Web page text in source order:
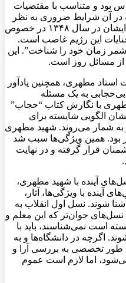
بود و متناسب با مقتضیات
آن شرایط ضروری به نظر
می‌رسید. به عنوان مثال، سخنرانی ایشان در سال ۱۳۴۸ در خصوص
این رژیم غاصب است.
شمر زمان خود را شناخت”. این
مسائل روز است.
مطهری، همچنین یادآور
به یک مسئله
با نگارش کتاب “حجاب”
الگویی شایسته برای
شمار می‌روند. شهید مطهری
بود. همین ویژگی‌ها سبب شد
قرار گرفته و در نهایت
آینده با شهید مطهری،
با ویژگی‌ها، آثار،
شوند. نسل اول انقلاب به
نسل‌های جوان‌تر که این معلم و
است نمی‌شناسند، باید با
اگرچه در دانشگاه‌ها و به
طور تخصصی به بررسی آرا و
اما لازم است عموم